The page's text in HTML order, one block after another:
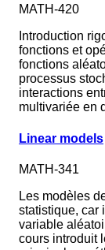
MATH-420
Introduction
fonctions et
fonctions
processus
interactions
multivariée en
Linear models
MATH-341
Les modèles
statistique, car
variable
cours introduit